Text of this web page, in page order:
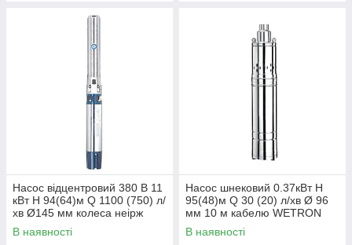
Насос відцентровий 380 В 11
кВт H 94(64)м Q 1100 (750) л/
хв Ø145 мм колеса неірж
сталь + пульт DONGYIN
(6SP46-7)
В наявності
Насос шнековий 0.37кВт H
95(48)м Q 30 (20) л/хв Ø 96
мм 10 м кабелю WETRON
4QGDMM1.2-50-0.37
(778231)
В наявності